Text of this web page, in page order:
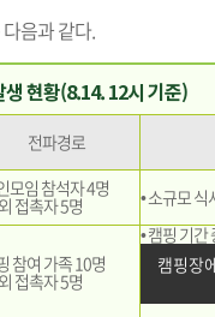
음과 같다.
현황(8.14. 12시 기준)
전파경로
모임 참석자 4명
접촉자 5명 • 소규모
참여 가족 10명
접촉자 5명
• 캠핑 기
캠핑장